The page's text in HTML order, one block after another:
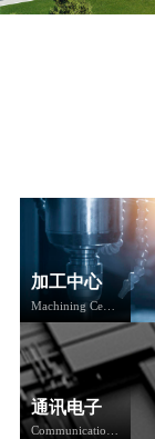
加工中心
通讯电子